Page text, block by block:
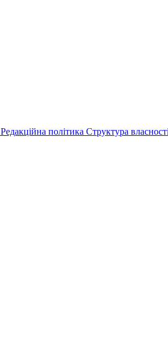
Редакційна політика Структура власності